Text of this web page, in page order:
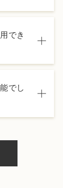
ウン
でき
タッ
でし
をご
相談